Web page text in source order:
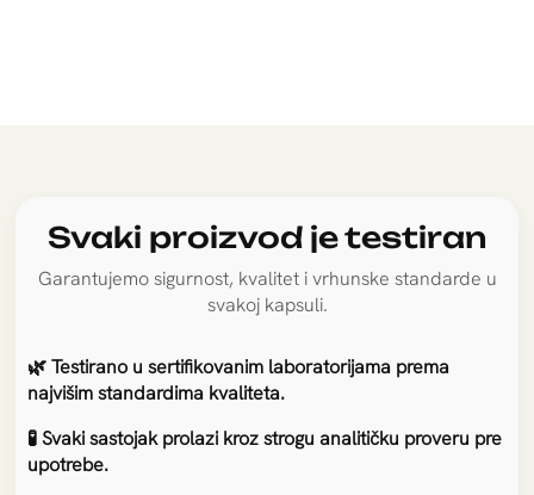
Svaki proizvod je testiran
Garantujemo sigurnost, kvalitet i vrhunske standarde u
svakoj kapsuli.
🌿 Testirano u sertifikovanim laboratorijama prema
najvišim standardima kvaliteta.
🧪 Svaki sastojak prolazi kroz strogu analitičku proveru pre
upotrebe.